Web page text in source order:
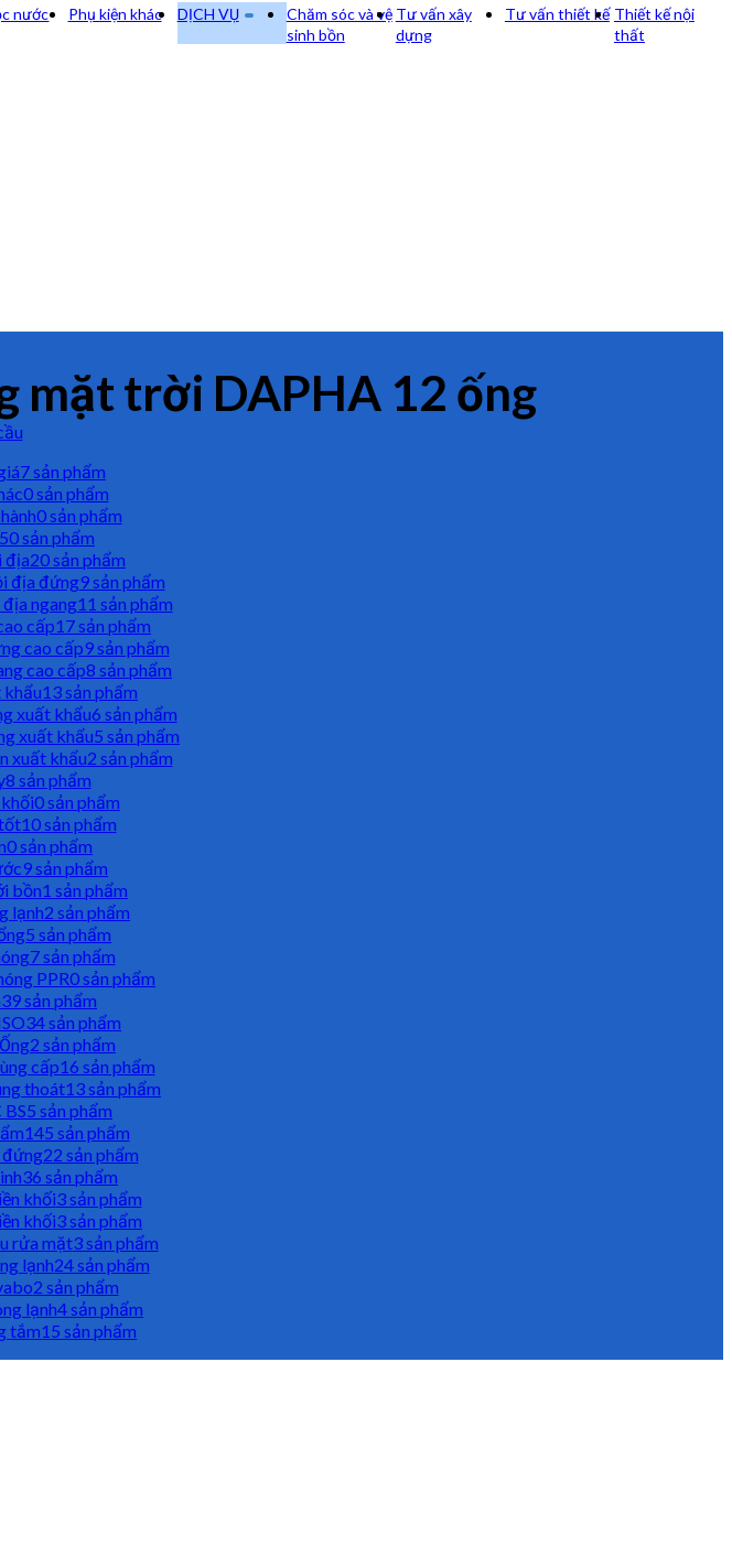
nước Phụ kiện khác DỊCH VỤ
Chăm sóc và vệ
sinh bồn
Tư vấn xây
dựng
Tư vấn thiết kế Thiết kế nội
thất
mặt trời DAPHA 12 ống
7 sản phẩm
0 sản phẩm
0 sản phẩm
50 sản phẩm
địa20 sản phẩm
địa đứng9 sản phẩm
ngang11 sản phẩm
cấp17 sản phẩm
cao cấp9 sản phẩm
cao cấp8 sản phẩm
khẩu13 sản phẩm
xuất khẩu6 sản phẩm
xuất khẩu5 sản phẩm
xuất khẩu2 sản phẩm
8 sản phẩm
0 sản phẩm
10 sản phẩm
0 sản phẩm
9 sản phẩm
bồn1 sản phẩm
lạnh2 sản phẩm
5 sản phẩm
7 sản phẩm
PPR0 sản phẩm
39 sản phẩm
34 sản phẩm
Ống2 sản phẩm
cấp16 sản phẩm
thoát13 sản phẩm
BS5 sản phẩm
145 sản phẩm
đứng22 sản phẩm
36 sản phẩm
khối3 sản phẩm
khối3 sản phẩm
rửa mặt3 sản phẩm
lạnh24 sản phẩm
2 sản phẩm
lạnh4 sản phẩm
tắm15 sản phẩm